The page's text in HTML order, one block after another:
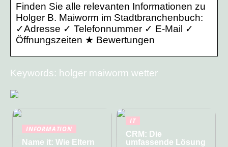
Finden Sie alle relevanten Informationen zu
Holger B. Maiworm im Stadtbranchenbuch:
✓Adresse ✓ Telefonnummer ✓ E-Mail ✓
Öffnungszeiten ★ Bewertungen
Keywords: holger maiworm wetter
INFORMATION
Name it: Wie Eltern
IT
CRM: Die
umfassende Lösung